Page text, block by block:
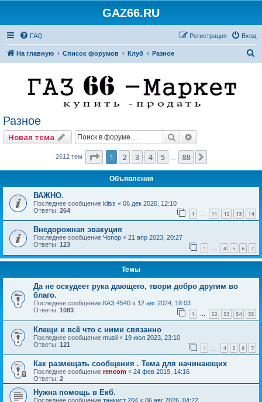
GAZ66.RU
FAQ Вход
Регистрация
На главную Список форумов Клуб Разное
Разное
Новая тема Поиск
2612 тем Страница из 88
1 2 3 4 5 88
Объявления
ВАЖНО.
Последнее сообщение kliss « 06 дек 2020, 12:10
Ответы: 264 1 11 12 13 14
Внедорожная эвакуция
Последнее сообщение Чопор « 21 апр 2023, 20:27
Ответы: 123 1 … 4 5 6 7
Темы
Да не оскудеет рука дающего, твори добро другим во
благо.
Последнее сообщение КАЗ 4540 « 12 авг 2024, 18:03
Ответы: 1083 1 … 52 53 54 55
Клещи и всё что с ними связанно
Последнее сообщение musli « 19 июл 2023, 23:10
Ответы: 121 1 4 5 6 7
Как размещать сообщения . Тема для начинающих
Последнее сообщение rencom « 24 фев 2019, 14:16
Ответы: 2
Нужна помощь в Екб.
Последнее сообщение танкист 204 « 06 авг 2026, 04:22